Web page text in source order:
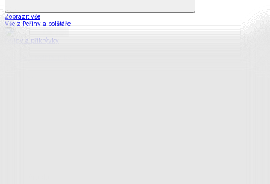
Zobrazit vše
Vše z Peřiny a polštáře
Peřiny a přikrývky